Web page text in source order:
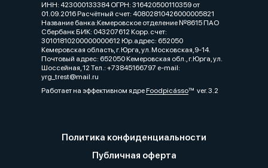
ИНН: 423000133384 ОГРН: 316420500110359 от
01.09.2016 Расчётный счет: 40802810426000005821
Название банка:Кемеровское отделение №8615 ПАО
Сбербанк БИК: 043207612 Корр. счет:
30101810200000000612 Юр.адрес: 652050
Кемеровская область, г. Юрга, ул. Московская,9-14.
Почтовый адрес: 652050 Кемеровская обл., г.Юрга, ул.
Шоссейная, 12 Тел.: +73845166797 e-mail:
yrg_trest@mail.ru
Работает на эффективном ядреFoodpicássover. 3.2
Политика конфиденциальности
Публичная оферта